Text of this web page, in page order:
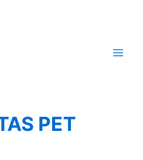
PET